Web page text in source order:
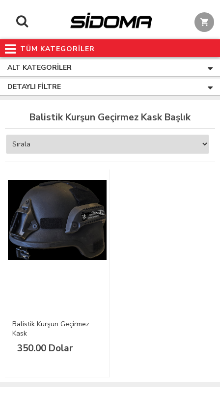
TÜM KATEGORİLER
ALT KATEGORILER
DETAYLI FILTRE
Balistik Kurşun Geçirmez Kask Başlık
Balistik Kurşun Geçirmez
Kask
350.00 Dolar